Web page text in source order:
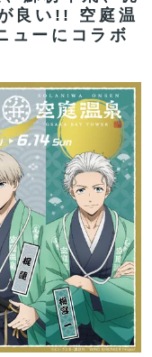
良い!! 空庭温
ューにコラボ